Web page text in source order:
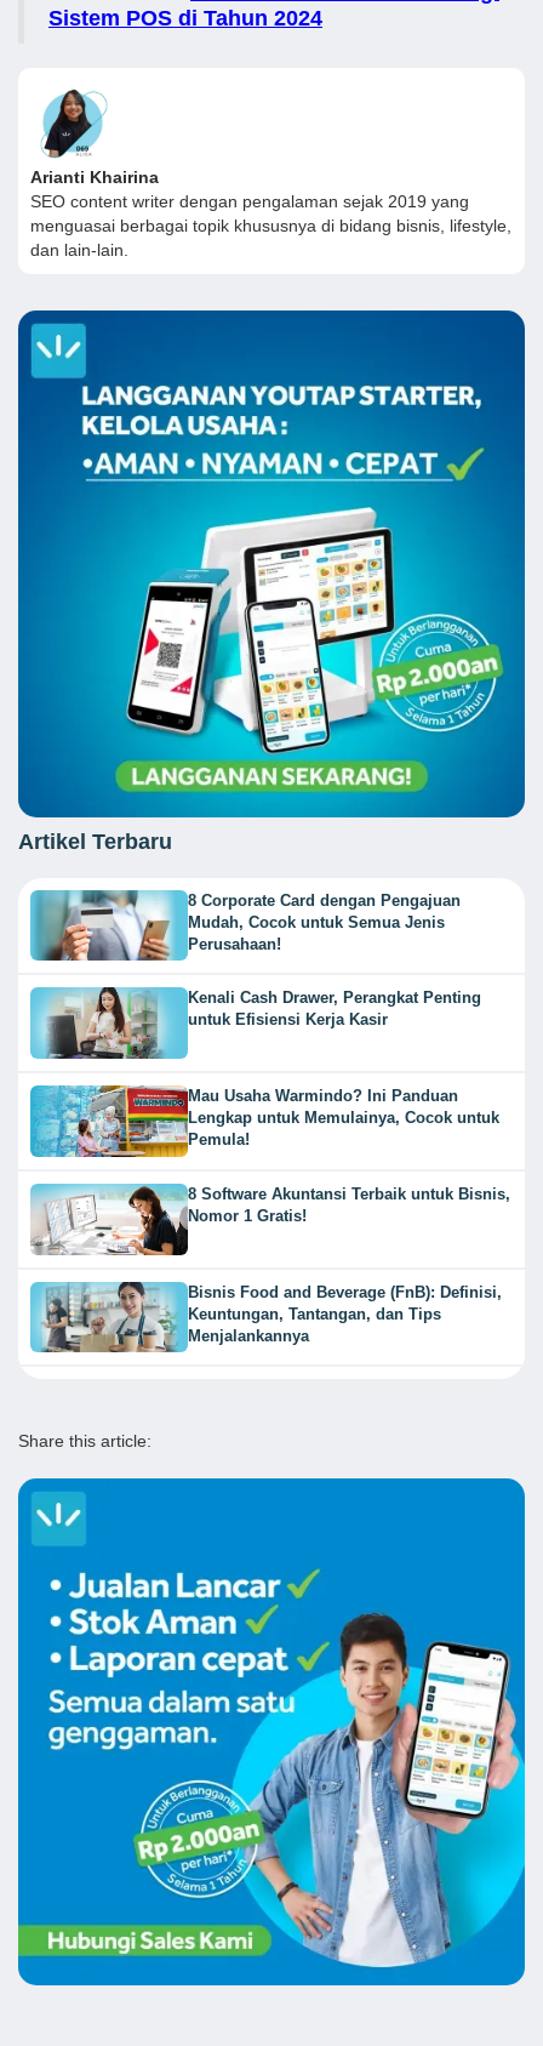
Sistem POS di Tahun 2024
Arianti Khairina
SEO content writer dengan pengalaman sejak 2019 yang
menguasai berbagai topik khususnya di bidang bisnis, lifestyle,
dan lain-lain.
Artikel Terbaru
8 Corporate Card dengan Pengajuan
Mudah, Cocok untuk Semua Jenis
Perusahaan!
Kenali Cash Drawer, Perangkat Penting
untuk Efisiensi Kerja Kasir
Mau Usaha Warmindo? Ini Panduan
Lengkap untuk Memulainya, Cocok untuk
Pemula!
8 Software Akuntansi Terbaik untuk Bisnis,
Nomor 1 Gratis!
Bisnis Food and Beverage (FnB): Definisi,
Keuntungan, Tantangan, dan Tips
Menjalankannya
Share this article: